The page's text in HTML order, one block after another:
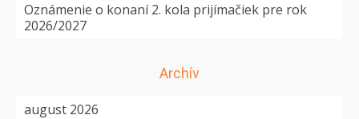
Oznámenie o konaní 2. kola prijímačiek pre rok
2026/2027
Archív
august 2026